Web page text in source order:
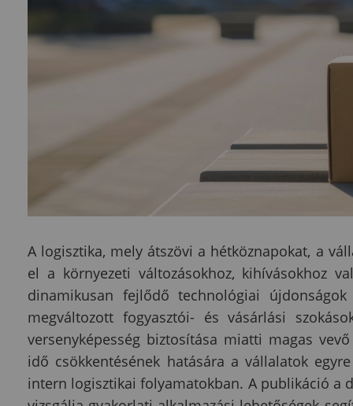
A logisztika, mely átszövi a hétköznapokat, a
el a környezeti változásokhoz, kihívásokhoz
dinamikusan fejlődő technológiai
megváltozott fogyasztói- és vásárlási
versenyképesség biztosítása miatti magas
idő csökkentésének hatására a vállalatok
intern logisztikai folyamatokban. A publikáció a